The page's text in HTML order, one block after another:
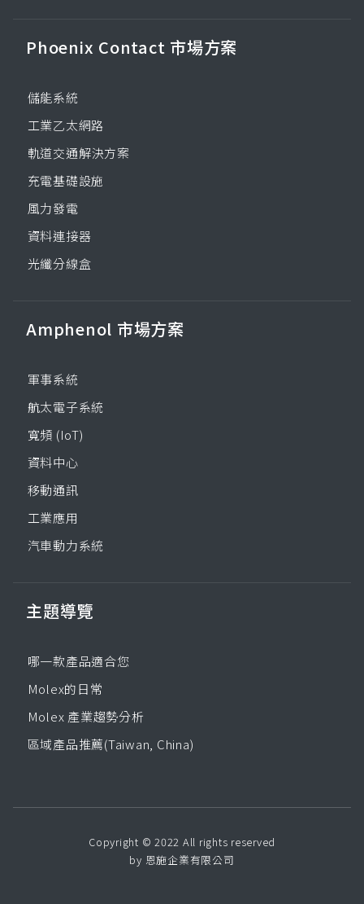
Phoenix Contact 市場方案
儲能系統
工業乙太網路
軌道交通解決方案
充電基礎設施
風力發電
資料連接器
光纖分線盒
Amphenol 市場方案
軍事系統
航太電子系統
寬頻 (IoT)
資料中心
移動通訊
工業應用
汽車動力系統
主題導覽
哪一款產品適合您
Molex的日常
Molex 產業趨勢分析
區域產品推薦(Taiwan, China)
Copyright © 2022 All rights reserved
by 恩施企業有限公司